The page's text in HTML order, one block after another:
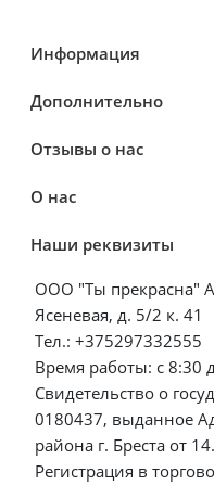
Информация
Дополнительно
Отзывы о нас
О нас
Наши реквизиты
ООО "Ты прекрасна"
Ясеневая, д. 5/2 к. 41
Тел.: +375297332555
Время работы: с 8:30
Свидетельство о
0180437, выданное
района г. Бреста от
Регистрация в